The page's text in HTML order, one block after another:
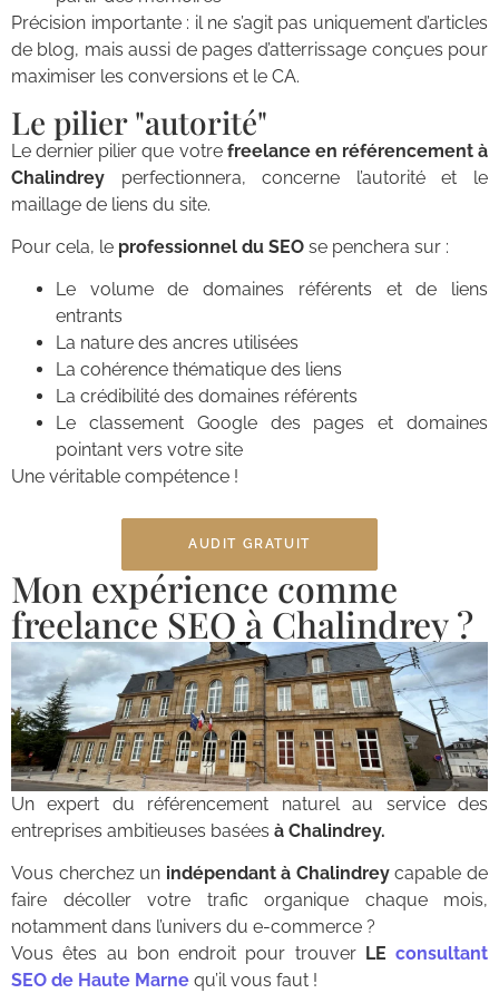
Précision importante : il ne s’agit pas uniquement d’articles
de blog, mais aussi de pages d’atterrissage conçues pour
maximiser les conversions et le CA.
Le pilier "autorité"
Le dernier pilier que votre freelance en référencement à
Chalindrey perfectionnera, concerne l’autorité et le
maillage de liens du site.
Pour cela, le professionnel du SEO se penchera sur :
Le volume de domaines référents et de liens
entrants
La nature des ancres utilisées
La cohérence thématique des liens
La crédibilité des domaines référents
Le classement Google des pages et domaines
pointant vers votre site
Une véritable compétence !
AUDIT GRATUIT
Mon expérience comme
freelance SEO à Chalindrey ?
Un expert du référencement naturel au service des
entreprises ambitieuses basées à Chalindrey.
Vous cherchez un indépendant à Chalindreycapable de
faire décoller votre trafic organique chaque mois,
notamment dans l’univers du e-commerce ?
Vous êtes au bon endroit pour trouver LE consultant
SEO de Haute Marne qu’il vous faut !